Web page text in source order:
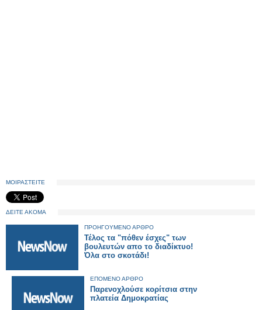
ΜΟΙΡΑΣΤΕΙΤΕ
ΔΕΙΤΕ ΑΚΟΜΑ
ΠΡΟΗΓΟΥΜΕΝΟ ΑΡΘΡΟ
Τέλος τα "πόθεν έσχες" των
βουλευτών απο το διαδίκτυο!
Όλα στο σκοτάδι!
ΕΠΟΜΕΝΟ ΑΡΘΡΟ
Παρενοχλούσε κορίτσια στην
πλατεία Δημοκρατίας